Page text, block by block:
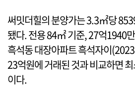
써밋더힐의 분양가는 3.3㎡당
됐다. 전용 84㎡ 기준, 27억1940
흑석동 대장아파트 흑석자이
23억원에 거래된 것과 비교하면
이다.